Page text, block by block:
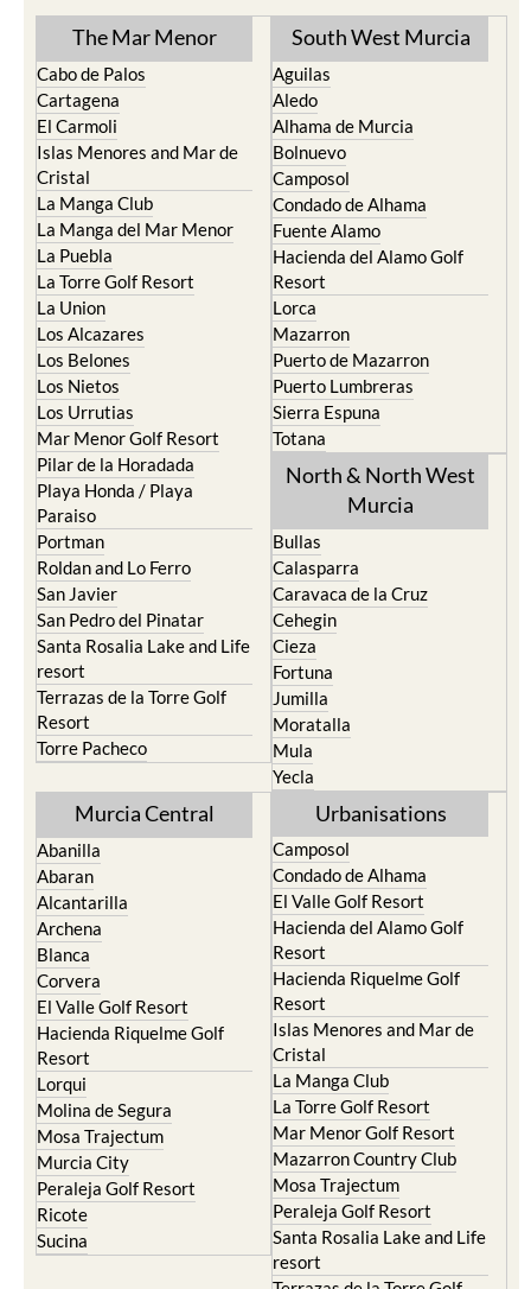
The Mar Menor
Cabo de Palos
Cartagena
El Carmoli
Islas Menores and Mar de
Cristal
La Manga Club
La Manga del Mar Menor
La Puebla
La Torre Golf Resort
La Union
Los Alcazares
Los Belones
Los Nietos
Los Urrutias
Mar Menor Golf Resort
Pilar de la Horadada
Playa Honda / Playa
Paraiso
Portman
Roldan and Lo Ferro
San Javier
San Pedro del Pinatar
Santa Rosalia Lake and Life
resort
Terrazas de la Torre Golf
Resort
Torre Pacheco
South West Murcia
Aguilas
Aledo
Alhama de Murcia
Bolnuevo
Camposol
Condado de Alhama
Fuente Alamo
Hacienda del Alamo Golf
Resort
Lorca
Mazarron
Puerto de Mazarron
Puerto Lumbreras
Sierra Espuna
Totana
North & North West
Murcia
Bullas
Calasparra
Caravaca de la Cruz
Cehegin
Cieza
Fortuna
Jumilla
Moratalla
Mula
Yecla
Murcia Central
Abanilla
Abaran
Alcantarilla
Archena
Blanca
Corvera
El Valle Golf Resort
Hacienda Riquelme Golf
Resort
Lorqui
Molina de Segura
Mosa Trajectum
Murcia City
Peraleja Golf Resort
Ricote
Sucina
Urbanisations
Camposol
Condado de Alhama
El Valle Golf Resort
Hacienda del Alamo Golf
Resort
Hacienda Riquelme Golf
Resort
Islas Menores and Mar de
Cristal
La Manga Club
La Torre Golf Resort
Mar Menor Golf Resort
Mazarron Country Club
Mosa Trajectum
Peraleja Golf Resort
Santa Rosalia Lake and Life
resort